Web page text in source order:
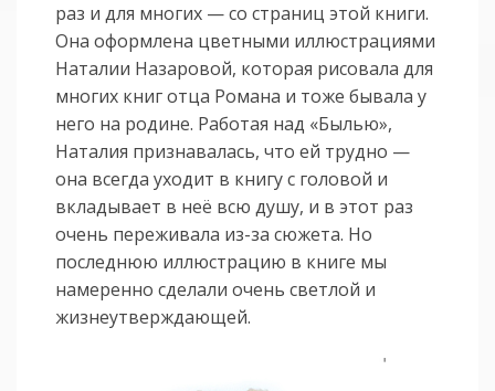
раз и для многих — со страниц этой книги.
Она оформлена цветными иллюстрациями
Наталии Назаровой, которая рисовала для
многих книг отца Романа и тоже бывала у
него на родине. Работая над «Былью»,
Наталия признавалась, что ей трудно —
она всегда уходит в книгу с головой и
вкладывает в неё всю душу, и в этот раз
очень переживала из-за сюжета. Но
последнюю иллюстрацию в книге мы
намеренно сделали очень светлой и
жизнеутверждающей.